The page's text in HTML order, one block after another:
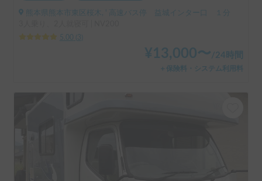
熊本県熊本市東区桜木, ' 高速バス停 益城インター口 １分
5.00
3
¥ 13,000〜 /24時間
＋保険料・システム利用料